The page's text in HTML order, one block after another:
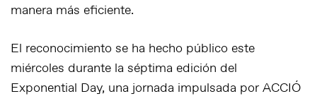
manera más eficiente.
El reconocimiento se ha hecho público este
miércoles durante la séptima edición del
Exponential Day, una jornada impulsada por ACCIÓ